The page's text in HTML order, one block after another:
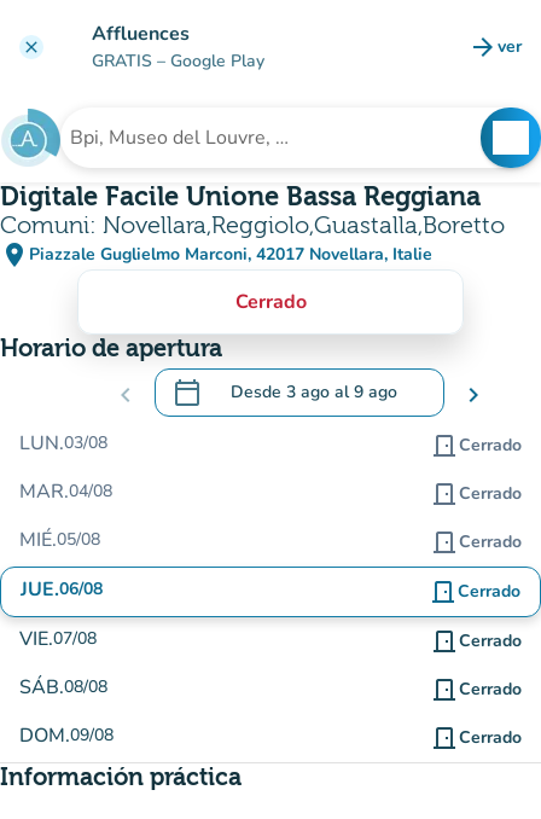
clear Affluences
GRATIS – Google Play arrow_forward ver
Buscar un establecimiento
Digitale Facile Unione Bassa Reggiana
Comuni: Novellara,Reggiolo,Guastalla,Boretto
place Piazzale Guglielmo Marconi, 42017 Novellara, Italie
(abrir en Google Maps)
(nueva pestaña)
Cerrado
Horario de apertura
chevron_left calendar_today Desde 3 ago al9 ago
.Abra el calendario para cambiar las
chevron_right
LUN.03/08 door_front Cerrado
MAR.04/08 door_front Cerrado
MIÉ.05/08 door_front Cerrado
JUE.06/08 door_front Cerrado
VIE.07/08 door_front Cerrado
SÁB.08/08 door_front Cerrado
DOM.09/08 door_front Cerrado
Información práctica